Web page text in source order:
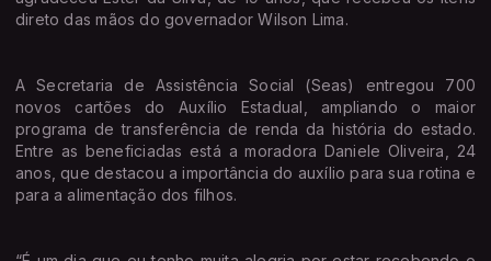
direto das mãos do governador Wilson Lima.
A Secretaria de Assistência Social (Seas) entregou 700
novos cartões do Auxílio Estadual, ampliando o maior
programa de transferência de renda da história do estado.
Entre as beneficiadas está a moradora Daniele Oliveira, 24
anos, que destacou a importância do auxílio para sua rotina e
para a alimentação dos filhos.